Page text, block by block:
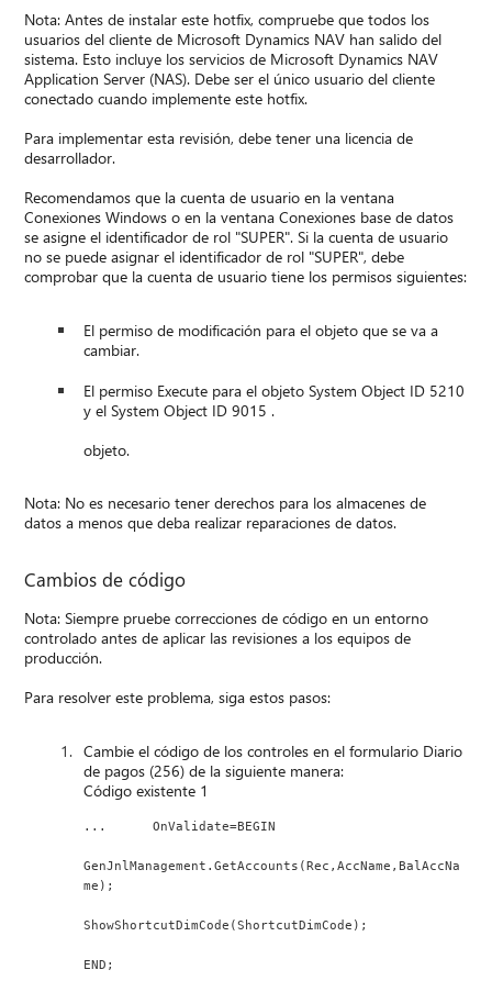
Nota: Antes de instalar este hotfix, compruebe que todos los
usuarios del cliente de Microsoft Dynamics NAV han salido del
sistema. Esto incluye los servicios de Microsoft Dynamics NAV
Application Server (NAS). Debe ser el único usuario del cliente
conectado cuando implemente este hotfix.
Para implementar esta revisión, debe tener una licencia de
desarrollador.
Recomendamos que la cuenta de usuario en la ventana
Conexiones Windows o en la ventana Conexiones base de datos
se asigne el identificador de rol "SUPER". Si la cuenta de usuario
no se puede asignar el identificador de rol "SUPER", debe
comprobar que la cuenta de usuario tiene los permisos siguientes:
El permiso de modificación para el objeto que se va a
cambiar.
El permiso Execute para el objeto System Object ID 5210
y el System Object ID 9015 .
objeto.
Nota: No es necesario tener derechos para los almacenes de
datos a menos que deba realizar reparaciones de datos.
Cambios de código
Nota: Siempre pruebe correcciones de código en un entorno
controlado antes de aplicar las revisiones a los equipos de
producción.
Para resolver este problema, siga estos pasos:
Cambie el código de los controles en el formulario Diario
de pagos (256) de la siguiente manera:
Código existente 1
...      OnValidate=BEGIN
GenJnlManagement.GetAccounts(Rec,AccName,BalAccNa
me);
ShowShortcutDimCode(ShortcutDimCode);
END;